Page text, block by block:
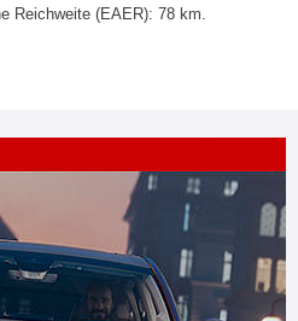
Reichweite (EAER): 78 km.